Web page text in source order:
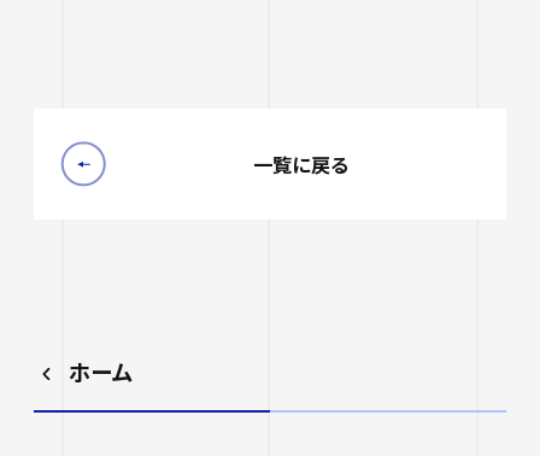
ホーム
一覧に戻る